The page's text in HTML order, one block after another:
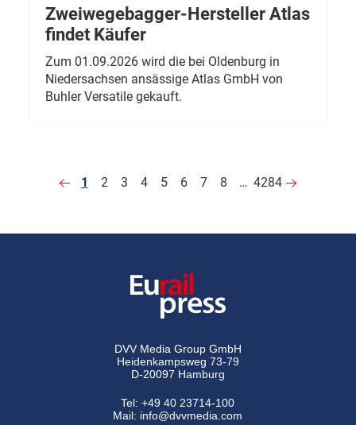
Zweiwegebagger-Hersteller Atlas
findet Käufer
Zum 01.09.2026 wird die bei Oldenburg in
Niedersachsen ansässige Atlas GmbH von
Buhler Versatile gekauft.
1 2 3 4 5 6 7 8 … 4284
DVV Media Group GmbH
Heidenkampsweg 73-79
D-20097 Hamburg
Tel:+49 40 23714-100
Mail: info@dvvmedia.com